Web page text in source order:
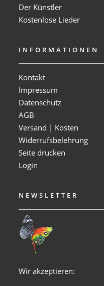
Der Künstler
Kostenlose Lieder
INFORMATIONEN
Kontakt
Impressum
Datenschutz
AGB
Versand | Kosten
Widerrufsbelehrung
Seite drucken
Login
NEWSLETTER
Wir akzeptieren: